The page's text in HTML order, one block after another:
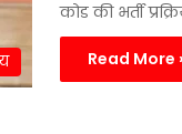
कोड की भर्ती
Read More